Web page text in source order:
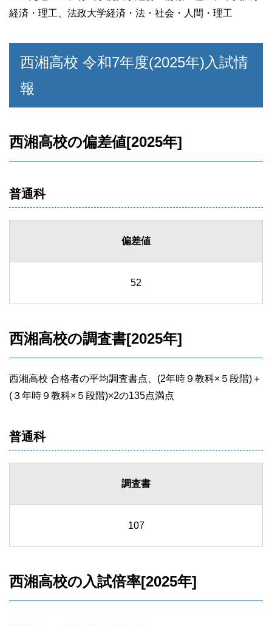
経済・理工、法政大学経済・法・社会・人間・理工
西湘高校 令和7年度(2025年)入試情
報
西湘高校の偏差値[2025年]
普通科
偏差値
52
西湘高校の調査書[2025年]
西湘高校 合格者の平均調査書点、(2年時９教科×５段階)＋
(３年時９教科×５段階)×2の135点満点
普通科
調査書
107
西湘高校の入試倍率[2025年]